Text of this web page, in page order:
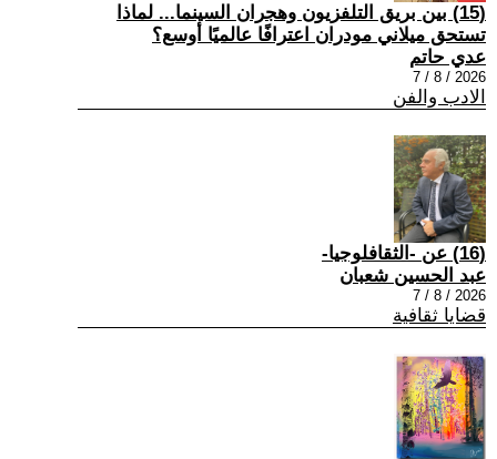
(15) بين بريق التلفزيون وهجران السينما... لماذا
تستحق ميلاني مودران اعترافًا عالميًا أوسع؟
عدي حاتم
2026 / 8 / 7
الادب والفن
(16) عن -الثقافلوجيا-
عبد الحسين شعبان
2026 / 8 / 7
قضايا ثقافية